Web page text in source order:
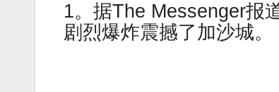
1。据The Messenger报
剧烈爆炸震撼了加沙城。